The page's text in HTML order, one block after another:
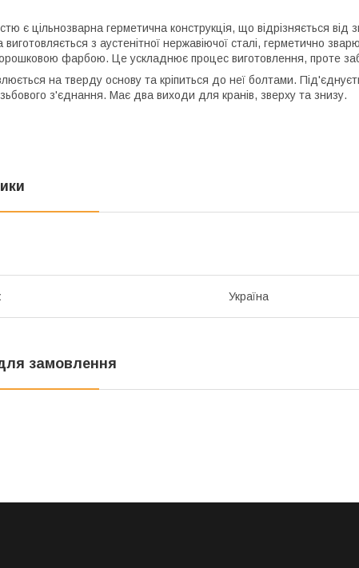
є цільнозварна герметична конструкція, що відрізняється від
виготовляється з аустенітної нержавіючої сталі, герметично
фарбою. Це ускладнює процес виготовлення, проте
на тверду основу та кріпиться до неї болтами.
з'єднання. Має два виходи для кранів, зверху та знизу.
Україна
замовлення